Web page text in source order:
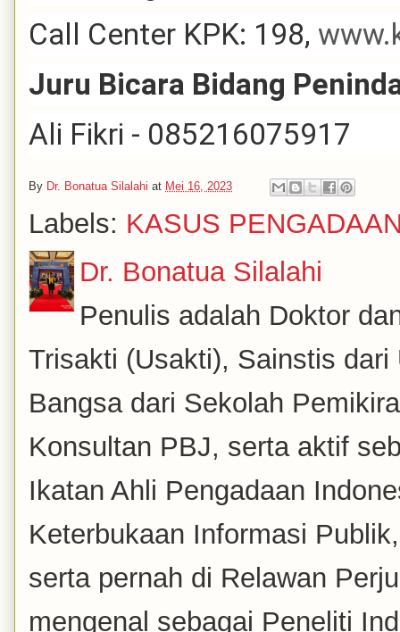
Call Center KPK: 198,
Juru Bicara Bidang
Ali Fikri - 085216075917
By Dr. Bonatua Silalahi at Mei 16, 2023
Labels: KASUS
Dr. Bonatua Silalahi
Penulis adalah Doktor
Trisakti (Usakti), Sainstis
Bangsa dari Sekolah
Konsultan PBJ, serta aktif
Ikatan Ahli Pengadaan
Keterbukaan Informasi
serta pernah di Relawan
mengenal sebagai Peneliti